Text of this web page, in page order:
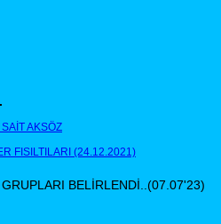
AKSÖZ
FISILTILARI (24.12.2021)
BELİRLENDİ..(07.07'23)